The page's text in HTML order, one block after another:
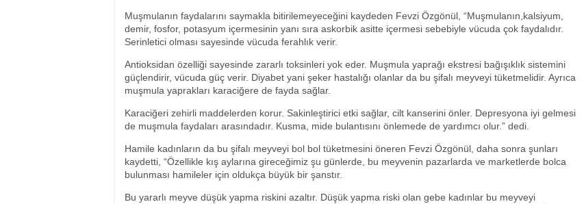
Muşmulanın faydalarını saymakla bitirilemeyeceğini kaydeden Fevzi Özgönül, “Muşmulanın,kalsiyum,
demir, fosfor, potasyum içermesinin yanı sıra askorbik asitte içermesi sebebiyle vücuda çok faydalıdır.
Serinletici olması sayesinde vücuda ferahlık verir.
Antioksidan özelliği sayesinde zararlı toksinleri yok eder. Muşmula yaprağı ekstresi bağışıklık sistemini
güçlendirir, vücuda güç verir. Diyabet yani şeker hastalığı olanlar da bu şifalı meyveyi tüketmelidir. Ayrıca
muşmula yaprakları karaciğere de fayda sağlar.
Karaciğeri zehirli maddelerden korur. Sakinleştirici etki sağlar, cilt kanserini önler. Depresyona iyi gelmesi
de muşmula faydaları arasındadır. Kusma, mide bulantısını önlemede de yardımcı olur.” dedi.
Hamile kadınların da bu şifalı meyveyi bol bol tüketmesini öneren Fevzi Özgönül, daha sonra şunları
kaydetti, “Özellikle kış aylarına gireceğimiz şu günlerde, bu meyvenin pazarlarda ve marketlerde bolca
bulunması hamileler için oldukça büyük bir şanstır.
Bu yararlı meyve düşük yapma riskini azaltır. Düşük yapma riski olan gebe kadınlar bu meyveyi